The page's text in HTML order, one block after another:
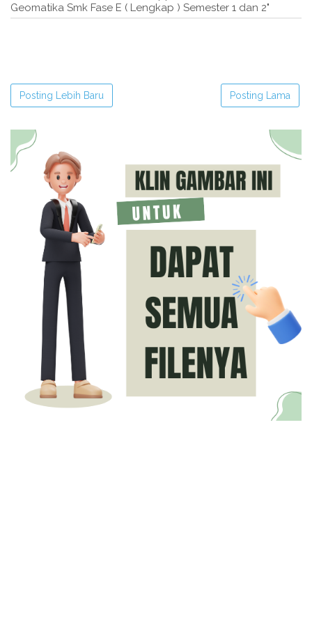
Geomatika Smk Fase E ( Lengkap ) Semester 1 dan 2"
Posting Lebih Baru Posting Lama